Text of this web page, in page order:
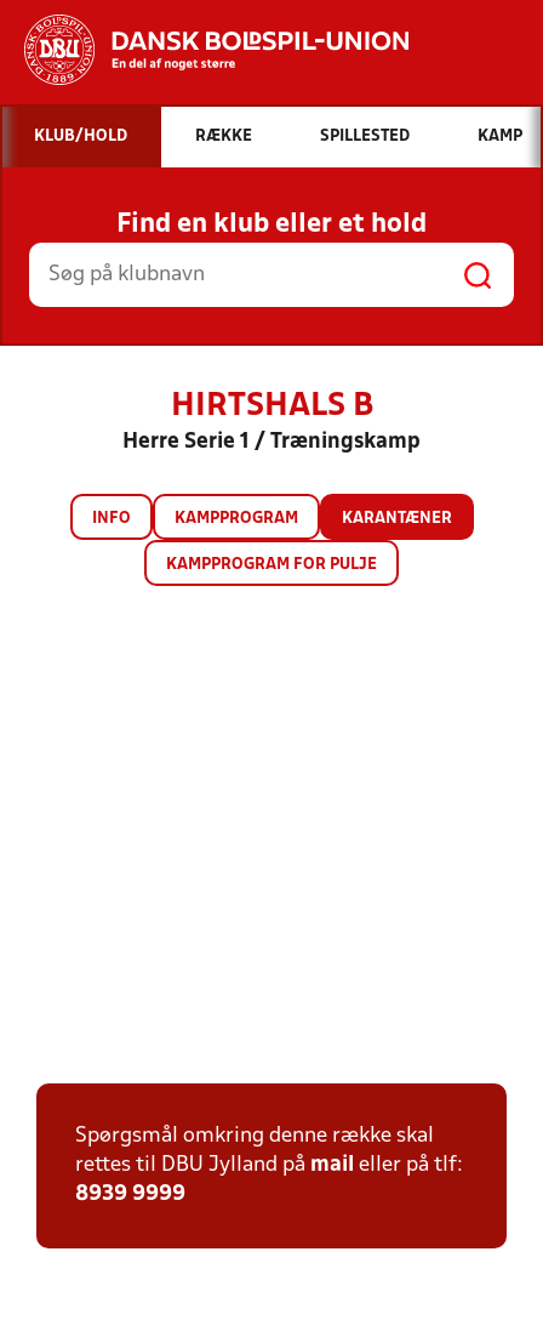
Hvad vil du søge efter?
INDHOLD OG NYHEDER
STILLINGER, RESULTATER, KLUBBER OG
HOLD
KLUB/HOLD RÆKKE SPILLESTED KAMP
Find en klub eller et hold
HIRTSHALS B
Herre Serie 1 / Træningskamp
INFO KAMPPROGRAM KARANTÆNER
KAMPPROGRAM FOR PULJE
Spørgsmål omkring denne række skal
rettes til DBU Jylland på mail eller på tlf:
8939 9999